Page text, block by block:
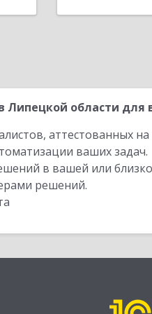
области
аттестованных
ваших задач.
в вашей или
решений.